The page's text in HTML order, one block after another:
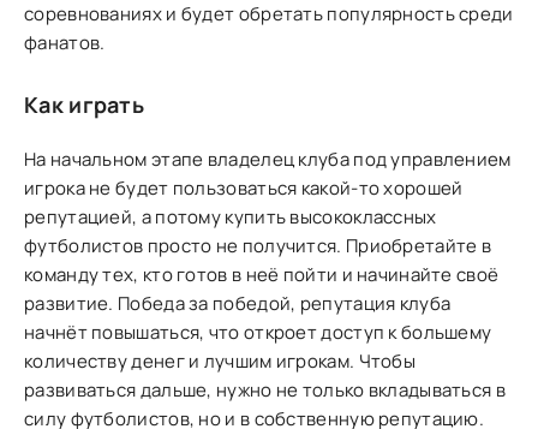
соревнованиях и будет обретать популярность среди
фанатов.
Как играть
На начальном этапе владелец клуба под управлением
игрока не будет пользоваться какой-то хорошей
репутацией, а потому купить высококлассных
футболистов просто не получится. Приобретайте в
команду тех, кто готов в неё пойти и начинайте своё
развитие. Победа за победой, репутация клуба
начнёт повышаться, что откроет доступ к большему
количеству денег и лучшим игрокам. Чтобы
развиваться дальше, нужно не только вкладываться в
силу футболистов, но и в собственную репутацию.